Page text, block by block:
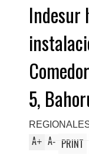
Indesur
5,
A+ A- PRINT